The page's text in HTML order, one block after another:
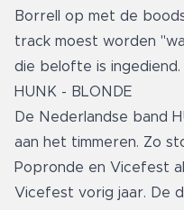
Borrell op met de
track moest worden
die belofte is ingediend.
HUNK - BLONDE
De Nederlandse band
aan het timmeren. Zo
Popronde en Vicefest
Vicefest vorig jaar. De